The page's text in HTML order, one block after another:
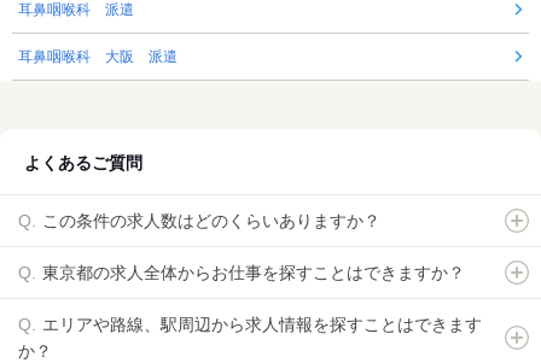
耳鼻咽喉科 派遣
耳鼻咽喉科 大阪 派遣
よくあるご質問
この条件の求人数はどのくらいありますか？
東京都の求人全体からお仕事を探すことはできますか？
エリアや路線、駅周辺から求人情報を探すことはできます
か？